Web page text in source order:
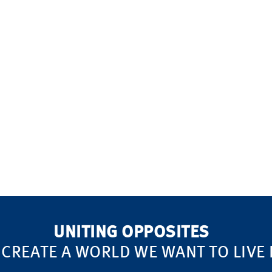
UNITING OPPOSITES
A WORLD WE WANT TO LIVE